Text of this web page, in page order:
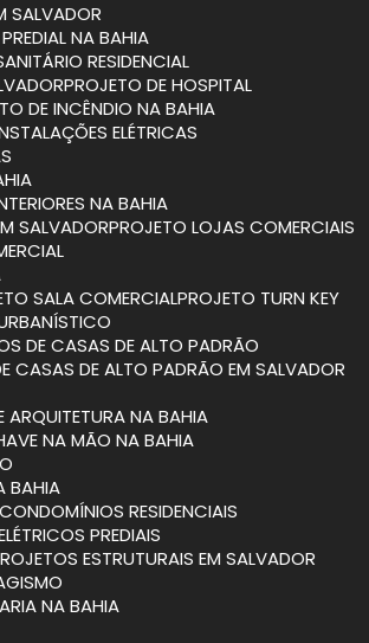
SALVADOR
NA BAHIA
RESIDENCIAL
PROJETO DE HOSPITAL
DE INCÊNDIO NA BAHIA
ELÉTRICAS
NA BAHIA
SALVADOR PROJETO LOJAS COMERCIAIS
SALA COMERCIAL PROJETO TURN KEY
DE CASAS DE ALTO PADRÃO
CASAS DE ALTO PADRÃO EM SALVADOR
ARQUITETURA NA BAHIA
NA MÃO NA BAHIA
BAHIA
CONDOMÍNIOS RESIDENCIAIS
PREDIAIS
PROJETOS ESTRUTURAIS EM SALVADOR
NA BAHIA